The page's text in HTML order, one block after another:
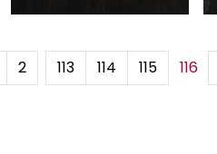
2 113 114 115 116